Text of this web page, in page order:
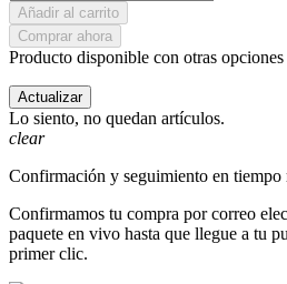
Añadir al carrito
Comprar ahora
Producto disponible con otras opciones
Lo siento, no quedan artículos.
clear
Confirmación y seguimiento en tiempo
Confirmamos tu compra por correo
paquete en vivo hasta que llegue a tu
primer clic.